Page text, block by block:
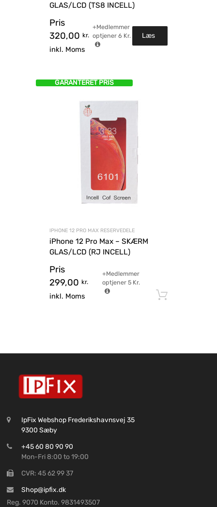
GLAS/LCD (TS8 INCELL)
Pris
320,00 kr.
inkl. Moms
+Medlemmer
optjener 6 Kr. Læs
GARANTERET PRIS
IPHONE 12 PRO MAX RESERVEDELE
iPhone 12 Pro Max – SKÆRM
GLAS/LCD (RJ INCELL)
Pris
299,00 kr.
inkl. Moms
+Medlemmer
optjener 5Kr.
IpFix Webshop Frederikshavnsvej 35
9300 Sæby
+45 60 80 90 90
Mon-Fri 8:00 to 19:00
CVR: 45 62 99 37
Shop@ipfix.dk
Reg. 9070 Konto. 9831493507